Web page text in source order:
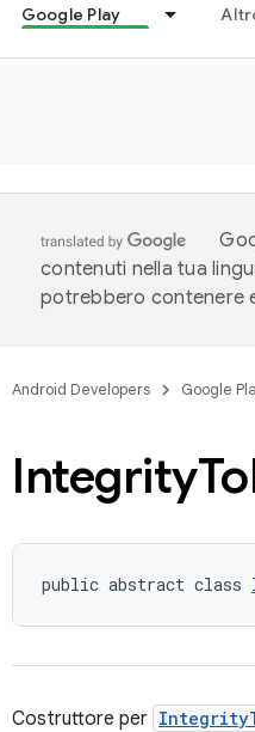
Google Play
contenuti nella tua
potrebbero contenere
Android Developers Google
Integrity
public abstract class
Costruttore per